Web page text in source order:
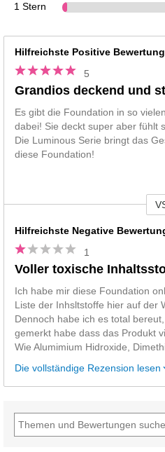
1 Stern
Hilfreichste Positive Bewertung
5
Grandios deckend und
Es gibt die Foundation in so
dabei! Sie deckt super aber fühlt
Die Luminous Serie bringt das
diese Foundation!
Hilfreichste Negative
1
Voller toxische
Ich habe mir diese Foundation
Liste der Inhsltstoffe hier auf der
Dennoch habe ich es total
gemerkt habe dass das Produkt
Wie Alumimium Hidroxide,
Die vollständige Rezension lesen